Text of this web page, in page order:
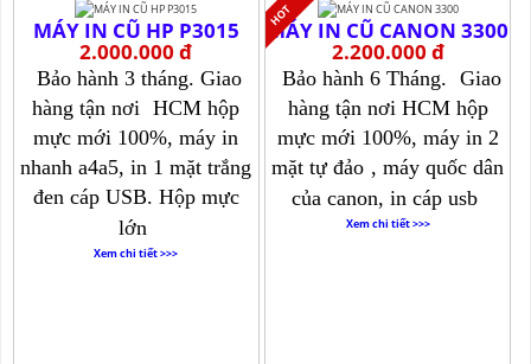
MÁY IN CŨ HP P3015
2.000.000 đ
Bảo hành 3 tháng. Giao
hàng tận nơi
HCM hộp
mực mới 100%, máy in
nhanh a4a5, in 1 mặt trắng
đen cáp USB. Hộp mực
lớn
Xem chi tiết >>>
MÁY IN CŨ CANON 3300
2.200.000 đ
Bảo hành 6 Tháng. Giao
hàng tận nơi HCM hộp
mực mới 100%, máy in 2
mặt tự đảo , máy quốc dân
của canon, in cáp usb
Xem chi tiết >>>